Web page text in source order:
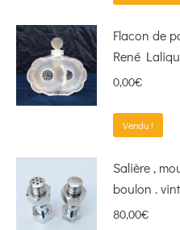
Flacon de
René
0,00€
Vendu !
Salière ,
boulon .
80,00€